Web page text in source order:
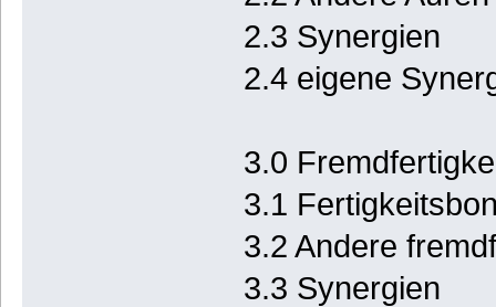
2.3 Synergien
2.4 eigene
3.0
3.1
3.2 Andere
3.3 Synergien